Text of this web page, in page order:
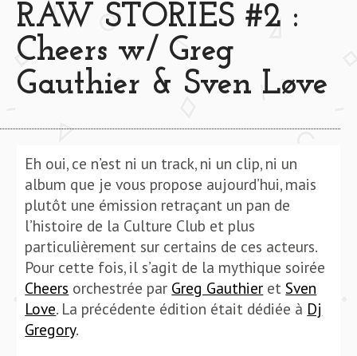
RAW STORIES #2 :
Cheers w/ Greg
Gauthier & Sven Løve
Eh oui, ce n’est ni un track, ni un clip, ni un
album que je vous propose aujourd’hui, mais
plutôt une émission retraçant un pan de
l’histoire de la Culture Club et plus
particulièrement sur certains de ces acteurs.
Pour cette fois, il s’agit de la mythique soirée
Cheers orchestrée par Greg Gauthier et Sven
Love. La précédente édition était dédiée à Dj
Gregory.